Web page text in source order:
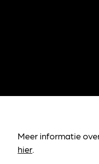
Meer informatie
hier.